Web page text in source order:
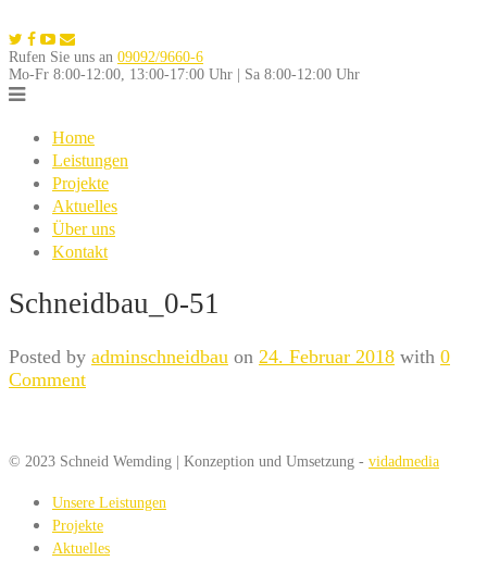
to
content
Rufen Sie uns an 09092/9660-6
Mo-Fr 8:00-12:00, 13:00-17:00 Uhr | Sa 8:00-12:00 Uhr
Home
Leistungen
Projekte
Aktuelles
Über uns
Kontakt
Schneidbau_0-51
Posted by adminschneidbau on 24. Februar 2018 with 0
Comment
© 2023 Schneid Wemding | Konzeption und Umsetzung - vidadmedia
Unsere Leistungen
Projekte
Aktuelles